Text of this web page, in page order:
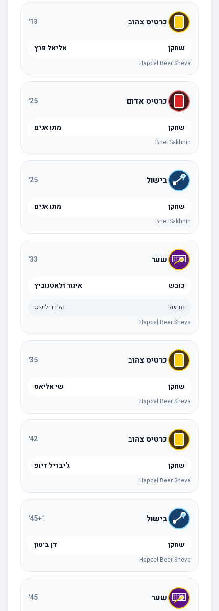
כרטיס צהוב 13
'
שחקן אליאל פרץ
Hapoel Beer Sheva
כרטיס אדום 25
'
שחקן מתו אנים
Bnei Sakhnin
בישול 25
'
שחקן מתו אנים
Bnei Sakhnin
שער 33
'
כובש איגור זלאטנוביץ
מבשל הלדר לופס
Hapoel Beer Sheva
כרטיס צהוב 35
'
שחקן שי אליאס
Hapoel Beer Sheva
כרטיס צהוב 42
'
שחקן ג'יבריל דיופ
Hapoel Beer Sheva
בישול 45+1
'
שחקן דן ביטון
Hapoel Beer Sheva
שער 45
'